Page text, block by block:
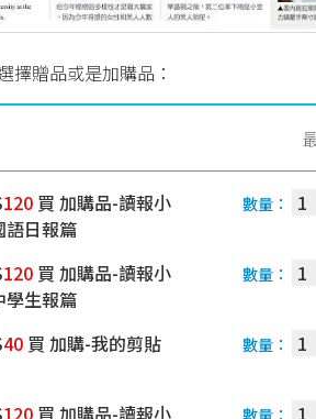
擇贈品或是加購品：
120 買 加購品-讀報小
語日報篇
數量：
120 買 加購品-讀報小
學生報篇
數量：
40 買 加購-我的剪貼
數量：
120 買 加購品-讀報小
數量：